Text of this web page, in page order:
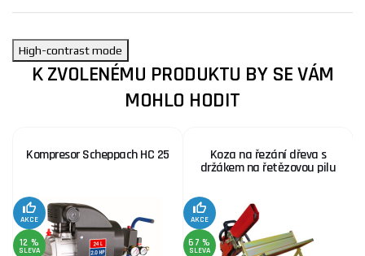
High-contrast mode
K ZVOLENÉMU PRODUKTU BY SE VÁM
MOHLO HODIT
Kompresor Scheppach HC 25
AKCE
12 %
SLEVA
Koza na řezání dřeva s
držákem na řetězovou pilu
AKCE
67 %
SLEVA